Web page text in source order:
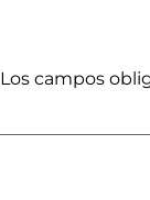
Los campos